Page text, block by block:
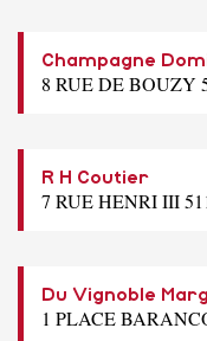
Champagne
8 RUE DE BOUZY
R H Coutier
7 RUE HENRI III
Du Vignoble
1 PLACE